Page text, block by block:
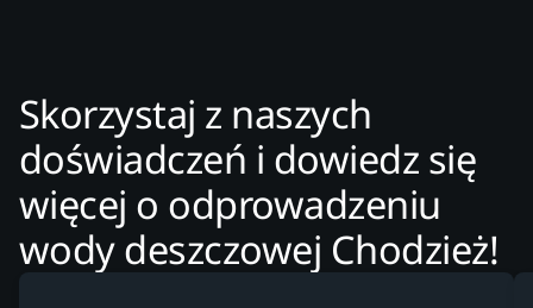
Skorzystaj z naszych
doświadczeń i dowiedz się
więcej o odprowadzeniu
wody deszczowej Chodzież!